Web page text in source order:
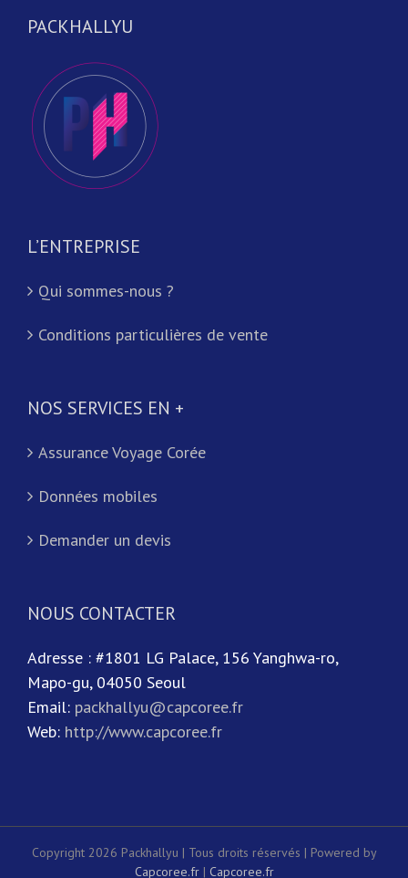
PACKHALLYU
L’ENTREPRISE
Qui sommes-nous ?
Conditions particulières de vente
NOS SERVICES EN +
Assurance Voyage Corée
Données mobiles
Demander un devis
NOUS CONTACTER
Adresse : #1801 LG Palace, 156 Yanghwa-ro,
Mapo-gu, 04050 Seoul
Email: packhallyu@capcoree.fr
Web: http://www.capcoree.fr
Copyright 2026 Packhallyu | Tous droits réservés | Powered by
Capcoree.fr| Capcoree.fr